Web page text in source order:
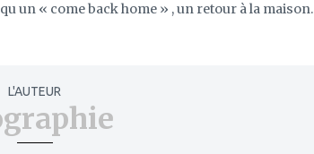
un « come back home » , un retour à la maison.
L'AUTEUR